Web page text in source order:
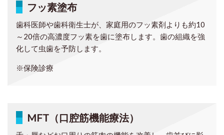
フッ素塗布
歯科医師や歯科衛生士が、家庭用のフッ素剤よりも約10
～20倍の高濃度フッ素を歯に塗布します。歯の組織を強
化して虫歯を予防します。
※保険診療
MFT（口腔筋機能療法）